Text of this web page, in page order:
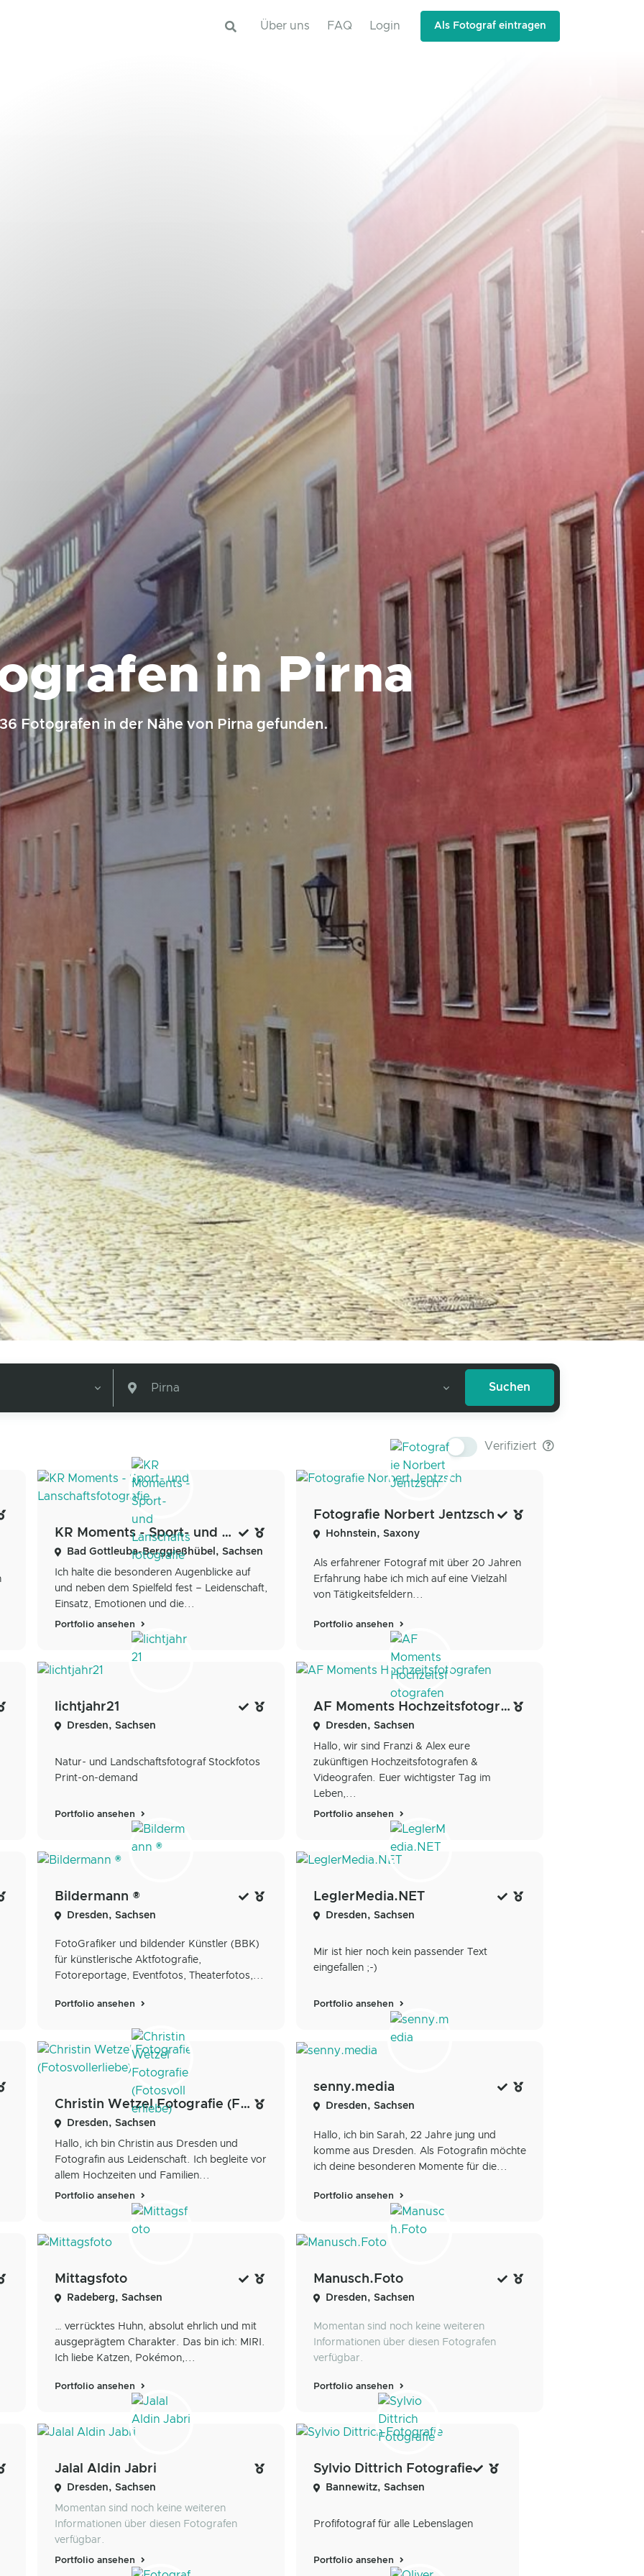
Über uns FAQ Login Als Fotograf eintragen
in Pirna
Fotografen in der Nähe von Pirna gefunden.
Pirna
Verifiziert
KR Moments - Sport- und Lanschaftsfotografie
Bad Gottleuba-Berggießhübel, Sachsen
Ich halte die besonderen Augenblicke auf
und neben dem Spielfeld fest – Leidenschaft,
Einsatz, Emotionen und die...
Portfolio ansehen
Fotografie Norbert Jentzsch
Hohnstein, Saxony
Als erfahrener Fotograf mit über 20 Jahren
Erfahrung habe ich mich auf eine Vielzahl
von Tätigkeitsfeldern...
Portfolio ansehen
lichtjahr21
Dresden, Sachsen
Natur- und Landschaftsfotograf Stockfotos
Print-on-demand
Portfolio ansehen
AF Moments Hochzeitsfotografen
Dresden, Sachsen
Hallo, wir sind Franzi & Alex eure
zukünftigen Hochzeitsfotografen &
Videografen. Euer wichtigster Tag im
Leben,...
Portfolio ansehen
Bildermann ®
Dresden, Sachsen
FotoGrafiker und bildender Künstler (BBK)
für künstlerische Aktfotografie,
Fotoreportage, Eventfotos, Theaterfotos,...
Portfolio ansehen
LeglerMedia.NET
Dresden, Sachsen
Mir ist hier noch kein passender Text
eingefallen ;-)
Portfolio ansehen
Christin Wetzel Fotografie (Fotosvollerliebe)
Dresden, Sachsen
Hallo, ich bin Christin aus Dresden und
Fotografin aus Leidenschaft. Ich begleite vor
allem Hochzeiten und Familien...
Portfolio ansehen
senny.media
Dresden, Sachsen
Hallo, ich bin Sarah, 22 Jahre jung und
komme aus Dresden. Als Fotografin möchte
ich deine besonderen Momente für die...
Portfolio ansehen
Mittagsfoto
Radeberg, Sachsen
… verrücktes Huhn, absolut ehrlich und mit
ausgeprägtem Charakter. Das bin ich: MIRI.
Ich liebe Katzen, Pokémon,...
Portfolio ansehen
Manusch.Foto
Dresden, Sachsen
Momentan sind noch keine weiteren
Informationen über diesen Fotografen
verfügbar.
Portfolio ansehen
Jalal Aldin Jabri
Dresden, Sachsen
Momentan sind noch keine weiteren
Informationen über diesen Fotografen
verfügbar.
Portfolio ansehen
Sylvio Dittrich Fotografie
Bannewitz, Sachsen
Profifotograf für alle Lebenslagen
Portfolio ansehen